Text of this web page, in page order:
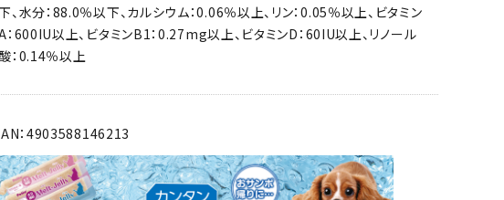
、水分：88.0％以下、カルシウム：0.06％以上、リン：0.05％以上、ビタミン
：600IU以上、ビタミンB1：0.27mg以上、ビタミンD：60IU以上、リノール
：0.14％以上
：4903588146213